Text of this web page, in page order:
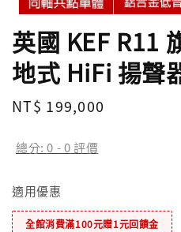
英國 KEF R11
地式 HiFi 揚聲
Regular
NT$ 199,000
總分:0 -0評價
適用優惠
全館消費滿100元贈1元回饋金